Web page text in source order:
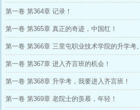
第一卷 第364章 记录！
第一卷 第365章 真正的奇迹，中国红！
第一卷 第366章 三里屯职业技术学院的升学考。
第一卷 第367章 进入齐言班的机会！
第一卷 第368章 升学考，我要进入齐言班！
第一卷 第369章 老院士的羡慕，年轻！